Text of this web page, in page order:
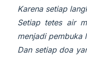
Karena setiap
Setiap tetes air
menjadi pembuka
Dan setiap doa